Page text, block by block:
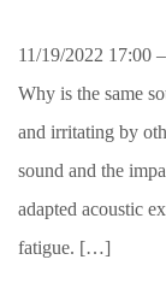
11/19/2022 17:00
Why is the same
and irritating by
sound and the
adapted acoustic
fatigue. […]